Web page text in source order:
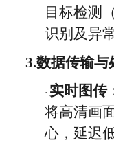
目标检测
识别及异
3.数据传输与
· 实时图传
将高清画
心，延迟